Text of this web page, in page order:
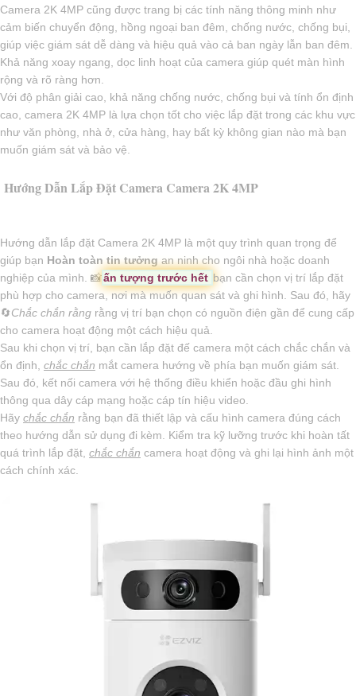
Camera 2K 4MP cũng được trang bị các tính năng thông minh như
cảm biến chuyển động, hồng ngoại ban đêm, chống nước, chống bụi,
giúp việc giám sát dễ dàng và hiệu quả vào cả ban ngày lẫn ban đêm.
Khả năng xoay ngang, dọc linh hoạt của camera giúp quét màn hình
rộng và rõ ràng hơn.
Với độ phân giải cao, khả năng chống nước, chống bụi và tính ổn định
cao, camera 2K 4MP là lựa chọn tốt cho việc lắp đặt trong các khu vực
như văn phòng, nhà ở, cửa hàng, hay bất kỳ không gian nào mà bạn
muốn giám sát và bảo vệ.
Hướng Dẫn Lắp Đặt Camera Camera 2K 4MP
Hướng dẫn lắp đặt Camera 2K 4MP là một quy trình quan trọng để
giúp bạn Hoàn toàn tin tưởngan ninh cho ngôi nhà hoặc doanh
nghiệp của mình. 📸ấn tượng trước hết bạn cần chọn vị trí lắp đặt
phù hợp cho camera, nơi mà muốn quan sát và ghi hình. Sau đó, hãy
🔄Chắc chắn rằng rằng vị trí bạn chọn có nguồn điện gần để cung cấp
cho camera hoạt động một cách hiệu quả.
Sau khi chọn vị trí, bạn cần lắp đặt đế camera một cách chắc chắn và
ổn định, chắc chắn mắt camera hướng về phía bạn muốn giám sát.
Sau đó, kết nối camera với hệ thống điều khiển hoặc đầu ghi hình
thông qua dây cáp mạng hoặc cáp tín hiệu video.
Hãy chắc chắn rằng bạn đã thiết lập và cấu hình camera đúng cách
theo hướng dẫn sử dụng đi kèm. Kiểm tra kỹ lưỡng trước khi hoàn tất
quá trình lắp đặt, chắc chắn camera hoạt động và ghi lại hình ảnh một
cách chính xác.